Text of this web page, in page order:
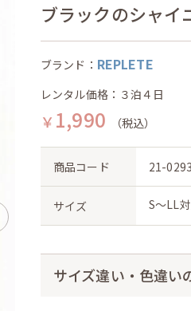
ブラックのシャイ
ブランド： REPLETE
レンタル価格：３泊４日
￥ 1,990 （税込）
商品コード 21-
サイズ S〜LL
サイズ違い・色違い